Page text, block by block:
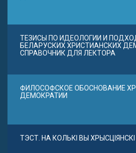
ТЕЗИСЫ ПО ИДЕОЛОГИИ И
БЕЛАРУСКИХ ХРИСТИАНСКИХ
СПРАВОЧНИК ДЛЯ ЛЕКТОРА
ФИЛОСОФСКОЕ ОБОСНОВАНИЕ
ДЕМОКРАТИИ
ТЭСТ. НА КОЛЬКІ ВЫ